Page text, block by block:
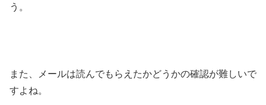
う。
また、メールは読んでもらえたかどうかの確認が難しいで
すよね。